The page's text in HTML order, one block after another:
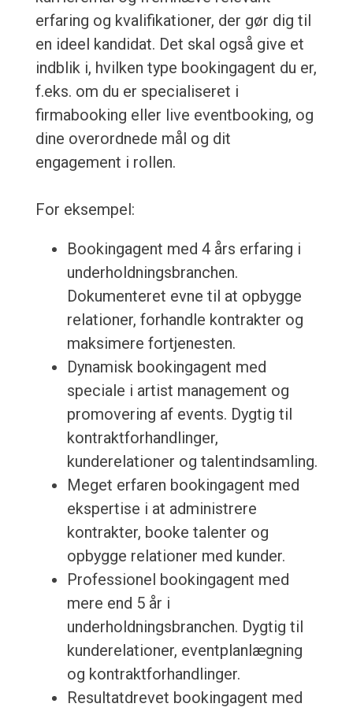
erfaring og kvalifikationer, der gør dig til
en ideel kandidat. Det skal også give et
indblik i, hvilken type bookingagent du er,
f.eks. om du er specialiseret i
firmabooking eller live eventbooking, og
dine overordnede mål og dit
engagement i rollen.
For eksempel:
Bookingagent med 4 års erfaring i
underholdningsbranchen.
Dokumenteret evne til at opbygge
relationer, forhandle kontrakter og
maksimere fortjenesten.
Dynamisk bookingagent med
speciale i artist management og
promovering af events. Dygtig til
kontraktforhandlinger,
kunderelationer og talentindsamling.
Meget erfaren bookingagent med
ekspertise i at administrere
kontrakter, booke talenter og
opbygge relationer med kunder.
Professionel bookingagent med
mere end 5 år i
underholdningsbranchen. Dygtig til
kunderelationer, eventplanlægning
og kontraktforhandlinger.
Resultatdrevet bookingagent med